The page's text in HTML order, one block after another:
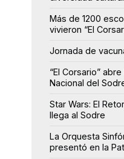
Más de 1200
vivieron “El
Jornada de
“El Corsario”
Nacional del
Star Wars: El
llega al Sodre
La Orquesta
presentó en la